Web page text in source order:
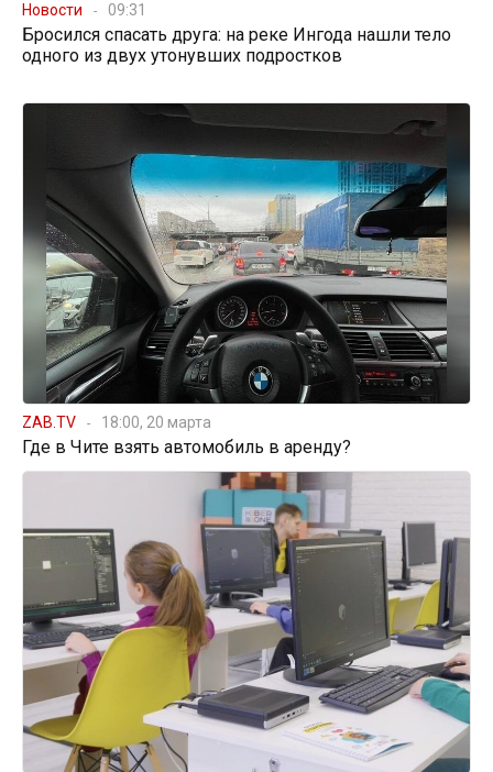
Новости 09:31
Бросился спасать друга: на реке Ингода нашли тело
одного из двух утонувших подростков
ZAB.TV 18:00, 20 марта
Где в Чите взять автомобиль в аренду?